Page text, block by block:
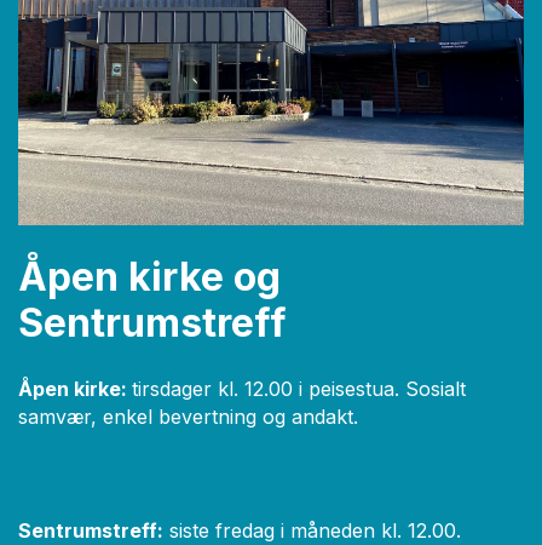
Åpen kirke og
Sentrumstreff
Åpen kirke: tirsdager kl. 12.00 i peisestua. Sosialt
samvær, enkel bevertning og andakt.
Sentrumstreff: siste fredag i måneden kl. 12.00.